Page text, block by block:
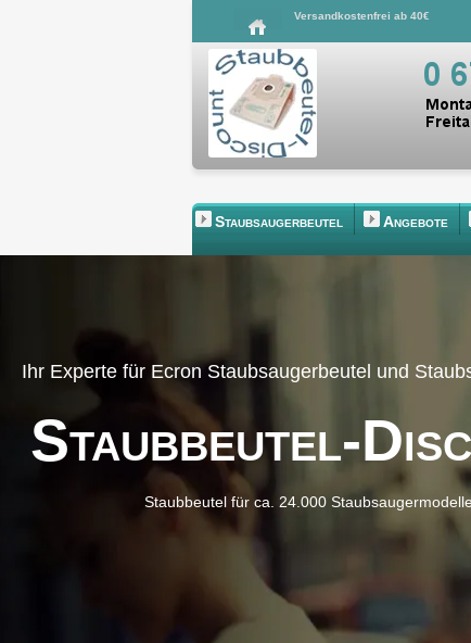
Versandkostenfrei ab 40€
Staubsaugerbeutel Angebote
Ihr Experte für Ecron Staubsaugerbeutel und
Staubbeutel-
Staubbeutel für ca. 24.000